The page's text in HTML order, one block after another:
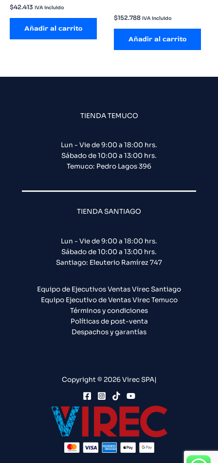
$42.413 IVA incluido
Añadir al carrito
$152.788 IVA incluido
Añadir al carrito
TIENDA TEMUCO
Lun - Vie de 9:00 a 18:00 hrs.
Sábado de 10:00 a 13:00 hrs.
Temuco: Pedro Lagos 396
TIENDA SANTIAGO
Lun - Vie de 9:00 a 18:00 hrs.
Sábado de 10:00 a 13:00 hrs.
Santiago: Eleuterio Ramírez 747​
Equipo de Ejecutivos Ventas Virec Santiago
Equipo Ejecutivo de Ventas Virec Temuco
Términos y condiciones
Políticas de post-venta
Despachos y garantías
Copyright © 2026 Virec SPA|